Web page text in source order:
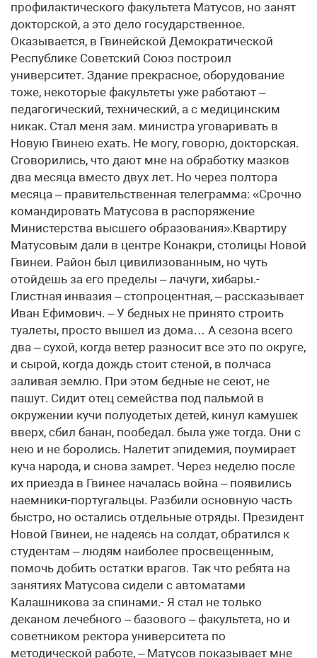
профилактического факультета Матусов, но занят
докторской, а это дело государственное.
Оказывается, в Гвинейской Демократической
Республике Советский Союз построил
университет. Здание прекрасное, оборудование
тоже, некоторые факультеты уже работают –
педагогический, технический, а с медицинским
никак. Стал меня зам. министра уговаривать в
Новую Гвинею ехать. Не могу, говорю, докторская.
Сговорились, что дают мне на обработку мазков
два месяца вместо двух лет. Но через полтора
месяца – правительственная телеграмма: «Срочно
командировать Матусова в распоряжение
Министерства высшего образования».Квартиру
Матусовым дали в центре Конакри, столицы Новой
Гвинеи. Район был цивилизованным, но чуть
отойдешь за его пределы – лачуги, хибары.-
Глистная инвазия – стопроцентная, – рассказывает
Иван Ефимович. – У бедных не принято строить
туалеты, просто вышел из дома… А сезона всего
два – сухой, когда ветер разносит все это по округе,
и сырой, когда дождь стоит стеной, в полчаса
заливая землю. При этом бедные не сеют, не
пашут. Сидит отец семейства под пальмой в
окружении кучи полуодетых детей, кинул камушек
вверх, сбил банан, пообедал. была уже тогда. Они с
нею и не боролись. Налетит эпидемия, поумирает
куча народа, и снова замрет. Через неделю после
их приезда в Гвинее началась война – появились
наемники-португальцы. Разбили основную часть
быстро, но остались отдельные отряды. Президент
Новой Гвинеи, не надеясь на солдат, обратился к
студентам – людям наиболее просвещенным,
помочь добить остатки врагов. Так что ребята на
занятиях Матусова сидели с автоматами
Калашникова за спинами.- Я стал не только
деканом лечебного – базового – факультета, но и
советником ректора университета по
методической работе, – Матусов показывает мне